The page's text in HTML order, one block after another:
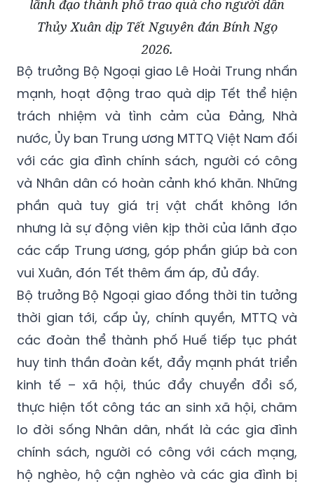
2026.
Bộ trưởng Bộ Ngoại giao Lê Hoài Trung nhấn
mạnh, hoạt động trao quà dịp Tết thể hiện
trách nhiệm và tình cảm của Đảng, Nhà
nước, Ủy ban Trung ương MTTQ Việt Nam đối
với các gia đình chính sách, người có công
và Nhân dân có hoàn cảnh khó khăn. Những
phần quà tuy giá trị vật chất không lớn
nhưng là sự động viên kịp thời của lãnh đạo
các cấp Trung ương, góp phần giúp bà con
vui Xuân, đón Tết thêm ấm áp, đủ đầy.
Bộ trưởng Bộ Ngoại giao đồng thời tin tưởng
thời gian tới, cấp ủy, chính quyền, MTTQ và
các đoàn thể thành phố Huế tiếp tục phát
huy tinh thần đoàn kết, đẩy mạnh phát triển
kinh tế – xã hội, thúc đẩy chuyển đổi số,
thực hiện tốt công tác an sinh xã hội, chăm
lo đời sống Nhân dân, nhất là các gia đình
chính sách, người có công với cách mạng,
hộ nghèo, hộ cận nghèo và các gia đình bị
ảnh hưởng bởi thiên tai, lũ lụt; góp phần xây